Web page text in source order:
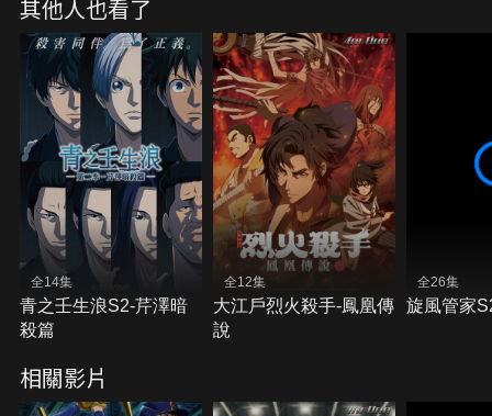
其他人也看了
全14集
青之壬生浪S2-芹澤暗
殺篇
全12集
大江戶烈火殺手-鳳凰傳
說
全26集
旋風管家
相關影片